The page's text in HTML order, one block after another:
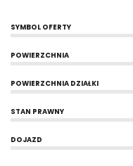
SYMBOL OFERTY
POWIERZCHNIA
POWIERZCHNIA DZIAŁKI
STAN PRAWNY
DOJAZD